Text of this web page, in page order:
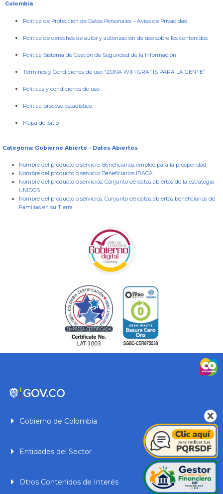
Colombia
Política de Protección de Datos Personales –Aviso de Privacidad
Política de derechos de autor y autorización de uso sobre los contenidos
Política Sistema de Gestión de Seguridad de la Información
Términos y Condiciones de uso “ZONA WIFI GRATIS PARA LA GENTE”
Políticas y condiciones de uso
Política proceso estadístico
Mapa del sitio
Categoría: Gobierno Abierto – Datos Abiertos
Nombre del producto o servicio: Beneficiarios empleo para la prosperidad
Nombre del producto o servicio: Beneficiarios IRACA
Nombre del producto o servicios: Conjunto de datos abiertos de la estrategia
UNIDOS
Nombre del producto o servicios: Conjunto de datos abiertos beneficiarios de
Familias en su Tierra
Gobierno de Colombia
Entidades del Sector
Otros Contenidos de Interés